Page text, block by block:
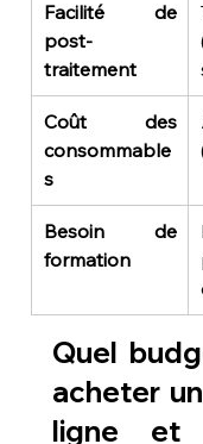
Facilité de
post-
traitement
Coût des
consommable
s
Besoin de
formation
Quel
acheter
ligne et